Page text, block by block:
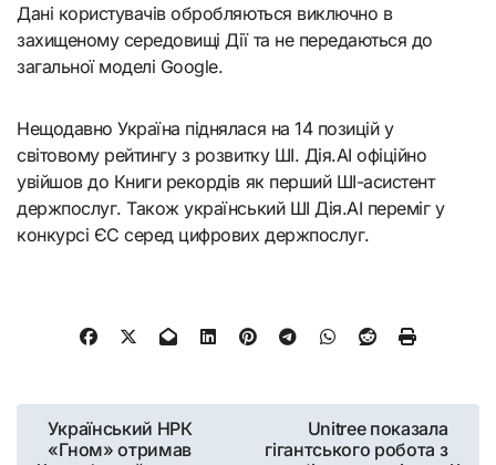
Дані користувачів обробляються виключно в
захищеному середовищі Дії та не передаються до
загальної моделі Google.
Нещодавно Україна піднялася на 14 позицій у
світовому рейтингу з розвитку ШІ. Дія.AI офіційно
увійшов до Книги рекордів як перший ШІ-асистент
держпослуг. Також український ШІ Дія.AI переміг у
конкурсі ЄС серед цифрових держпослуг.
Навигация
Український НРК
«Гном» отримав
Unitree показала
гігантського робота з